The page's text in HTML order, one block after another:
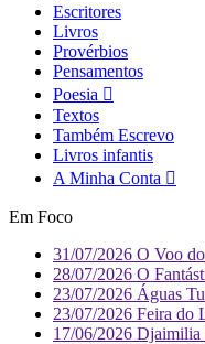
Escritores
Livros
Provérbios
Pensamentos
Poesia
Textos
Também Escrevo
Livros infantis
A Minha Conta
Em Foco
31/07/2026 O Voo
28/07/2026 O
23/07/2026 Águas
23/07/2026 Feira do
17/06/2026 Djaimilia